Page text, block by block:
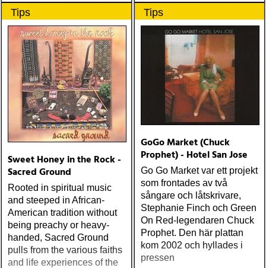
Tips
Sweet Honey in the Rock -
Sacred Ground
Rooted in spiritual music
and steeped in African-
American tradition without
being preachy or heavy-
handed, Sacred Ground
pulls from the various faiths
and life experiences of the
Tips
GoGo Market (Chuck
Prophet) - Hotel San Jose
Go Go Market var ett projekt
som frontades av två
sångare och låtskrivare,
Stephanie Finch och Green
On Red-legendaren Chuck
Prophet. Den här plattan
kom 2002 och hyllades i
pressen